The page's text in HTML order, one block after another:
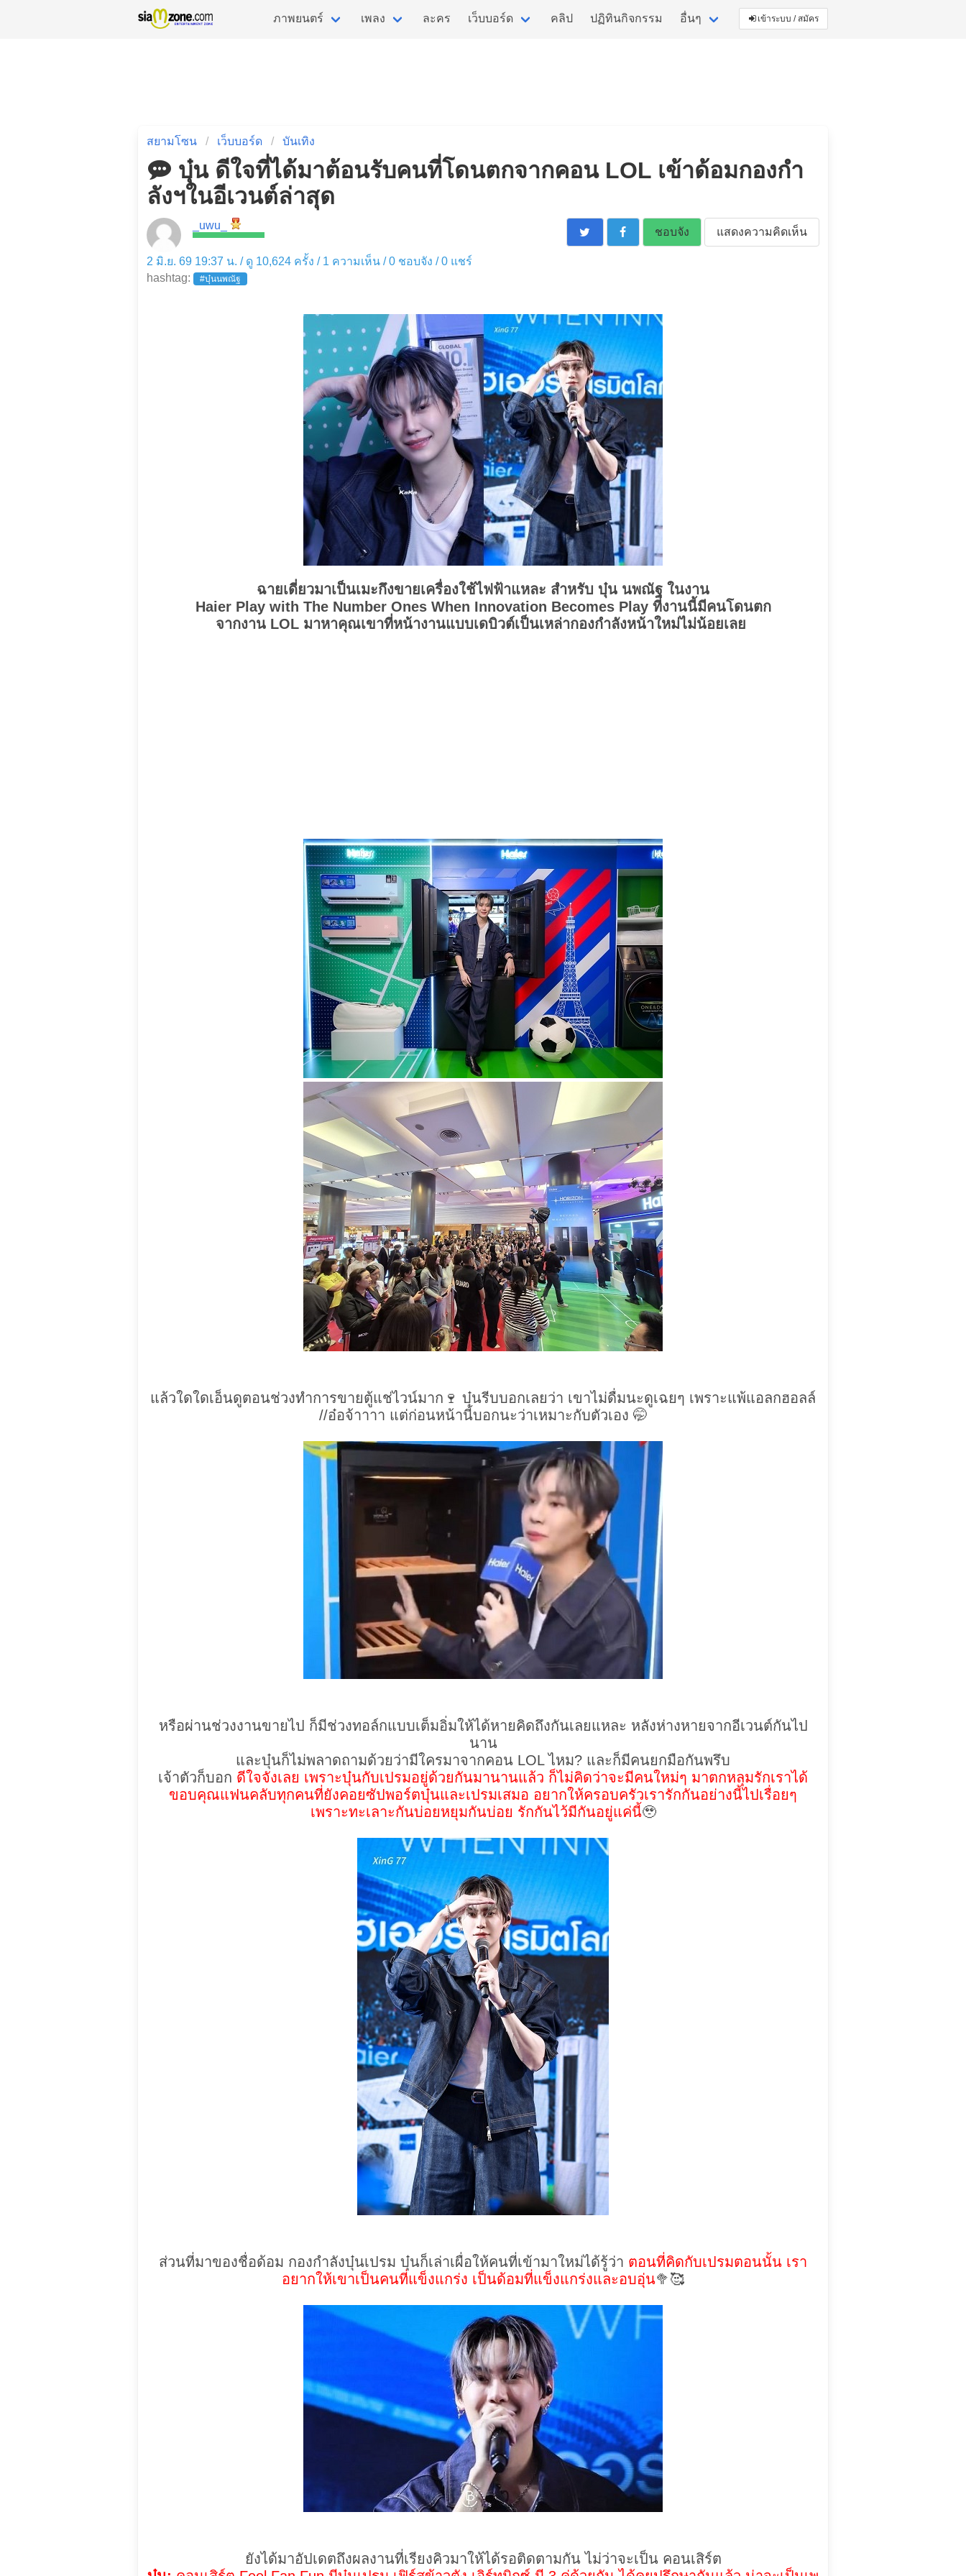
ภาพยนตร์ เพลง ละคร เว็บบอร์ด คลิป ปฏิทินกิจกรรม อื่นๆ เข้าระบบ / สมัคร
สยามโซน เว็บบอร์ด บันเทิง
บุ๋น ดีใจที่ได้มาต้อนรับคนที่โดนตกจากคอน LOL เข้าด้อมกองกำ
ลังฯในอีเวนต์ล่าสุด
_uwu_
ชอบจัง แสดงความคิดเห็น
2 มิ.ย. 69 19:37 น. / ดู 10,624 ครั้ง / 1 ความเห็น /0 ชอบจัง /0 แชร์
hashtag:
#บุ๋นนพณัฐ
ฉายเดี่ยวมาเป็นเมะกึงขายเครื่องใช้ไฟฟ้าแหละ สำหรับ บุ๋น นพณัฐ ในงาน
Haier Play with The Number Ones When Innovation Becomes Play ที่งานนี้มีคนโดนตก
จากงาน LOL มาหาคุณเขาที่หน้างานแบบเดบิวต์เป็นเหล่ากองกำลังหน้าใหม่ไม่น้อยเลย
แล้วใดใดเอ็นดูตอนช่วงทำการขายตู้แช่ไวน์มาก🍷 บุ๋นรีบบอกเลยว่า เขาไม่ดื่มนะดูเฉยๆ เพราะแพ้แอลกฮอลล์
//อ๋อจ้าาาา แต่ก่อนหน้านี้บอกนะว่าเหมาะกับตัวเอง 🤭
หรือผ่านช่วงงานขายไป ก็มีช่วงทอล์กแบบเต็มอิ่มให้ได้หายคิดถึงกันเลยแหละ หลังห่างหายจากอีเวนต์กันไป
นาน
และบุ๋นก็ไม่พลาดถามด้วยว่ามีใครมาจากคอน LOL ไหม? และก็มีคนยกมือกันพรึบ
เจ้าตัวก็บอก ดีใจจังเลย เพราะบุ๋นกับเปรมอยู่ด้วยกันมานานแล้ว ก็ไม่คิดว่าจะมีคนใหม่ๆ มาตกหลุมรักเราได้
ขอบคุณแฟนคลับทุกคนที่ยังคอยซัปพอร์ตบุ๋นและเปรมเสมอ อยากให้ครอบครัวเรารักกันอย่างนี้ไปเรื่อยๆ
เพราะทะเลาะกันบ่อยหยุมกันบ่อย รักกันไว้มีกันอยู่แค่นี้🥹
ส่วนที่มาของชื่อด้อม กองกำลังบุ๋นเปรม บุ๋นก็เล่าเผื่อให้คนที่เข้ามาใหม่ได้รู้ว่า ตอนที่คิดกับเปรมตอนนั้น เรา
อยากให้เขาเป็นคนที่แข็งแกร่ง เป็นด้อมที่แข็งแกร่งและอบอุ่น🥦🥰
ยังได้มาอัปเดตถึงผลงานที่เรียงคิวมาให้ได้รอติดตามกัน ไม่ว่าจะเป็น คอนเสิร์ต